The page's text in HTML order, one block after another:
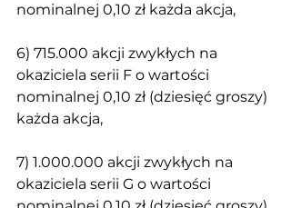
nominalnej 0,10 zł każda akcja,
6) 715.000 akcji zwykłych na
okaziciela serii F o wartości
nominalnej 0,10 zł (dziesięć groszy)
każda akcja,
7) 1.000.000 akcji zwykłych na
okaziciela serii G o wartości